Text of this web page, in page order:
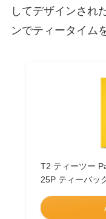
してデザインされ
ンでティータイム
T2 ティーツー
25P ティーバッ